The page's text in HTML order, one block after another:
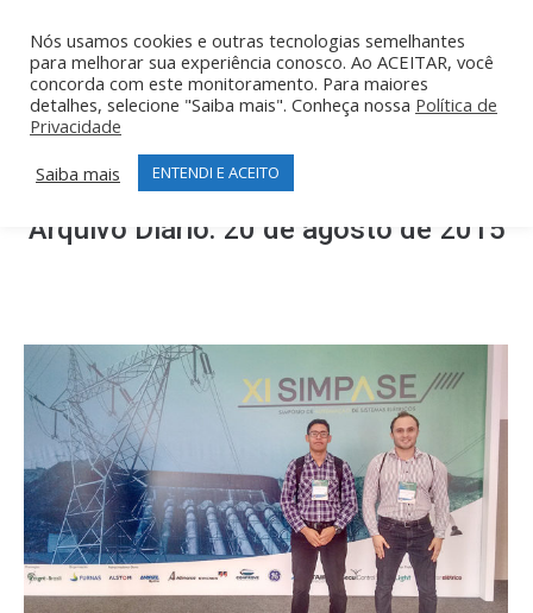
Arquivo Diário: 20 de agosto de 2015
Nós usamos cookies e outras tecnologias semelhantes
para melhorar sua experiência conosco. Ao ACEITAR, você
concorda com este monitoramento. Para maiores
detalhes, selecione "Saiba mais". Conheça nossa Política de
Privacidade
Saiba mais
ENTENDI E ACEITO